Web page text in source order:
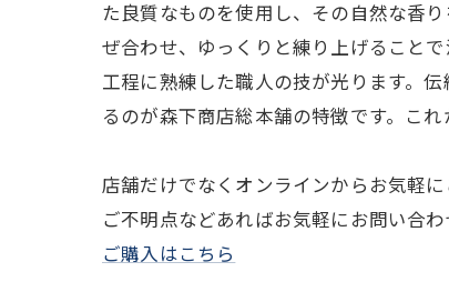
た良質なものを使用し、その自然な香
ぜ合わせ、ゆっくりと練り上げること
工程に熟練した職人の技が光ります。
るのが森下商店総本舗の特徴です。こ
店舗だけでなくオンラインからお気軽に
ご不明点などあればお気軽にお問い合わ
ご購入はこちら